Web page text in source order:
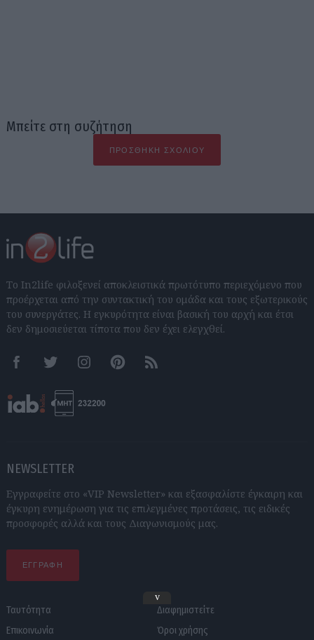
Μπείτε στη συζήτηση
ΠΡΟΣΘΉΚΗ ΣΧΟΛΊΟΥ
Το In2life φιλοξενεί αποκλειστικά πρωτότυπο περιεχόμενο που
προέρχεται από την συντακτική του ομάδα και τους εξωτερικούς
του συνεργάτες. Η εγκυρότητα είναι βασική του αρχή και έτσι
δεν δημοσιεύεται τίποτα που δεν έχει ελεγχθεί.
FacebookTwitter InstagramPinterestRSS feeds
NEWSLETTER
Εγγραφείτε στο «VIP Newsletter» και εξασφαλίστε έγκαιρη και
έγκυρη ενημέρωση για τις επιλεγμένες προτάσεις, τις ειδικές
προσφορές αλλά και τους Διαγωνισμούς μας.
ΕΓΓΡΑΦΗ
Ταυτότητα
Επικοινωνία
Διαφημιστείτε
Όροι χρήσης
v